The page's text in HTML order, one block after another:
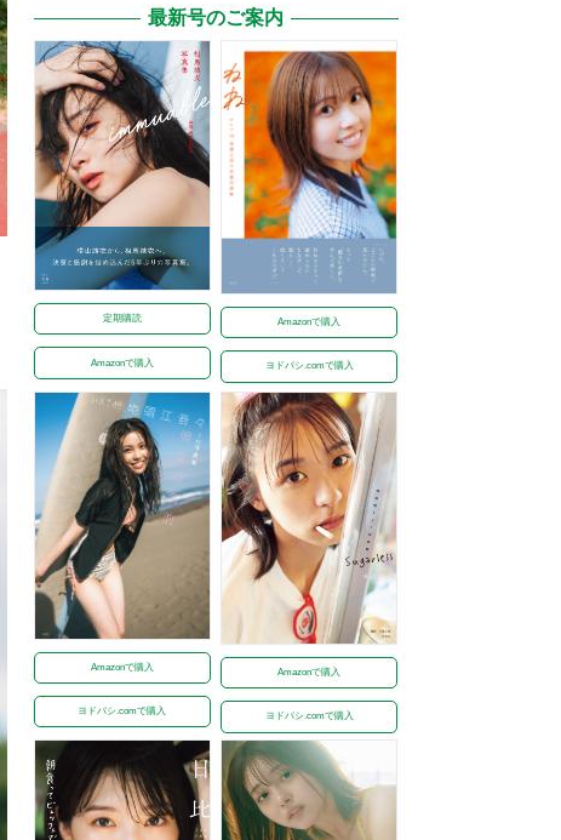
最新号のご案内
定期購読
Amazonで購入
Amazonで購入
ヨドバシ.comで購入
Amazonで購入
ヨドバシ.comで購入
Amazonで購入
ヨドバシ.comで購入